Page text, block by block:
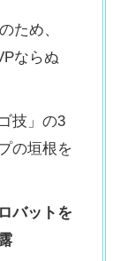
ため、
ならぬ
技」の3
の垣根を
バットを